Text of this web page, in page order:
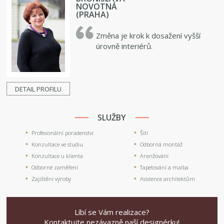
DETAIL PROFILU
NOVOTNÁ
(PRAHA)
Změna je krok k dosažení vyšší
úrovně interiérů.
SLUŽBY
Profesionální poradenství
Konzultace ve studiu
Konzultace u klienta
Odborné zaměření
Zajištění výroby
Šití
Odborná montáž
Aranžování
Tapetování a malba
Asistence architektům
Líbí se Vám realizace?
Kontaktujte nezávazně naší designérku!